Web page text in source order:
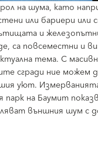
на шума, като
или бариери или
и
са повсеместни и
тема. С
сгради ние можем
уют.
парк на Баумит
външния шум с